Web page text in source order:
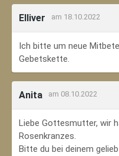
Elliver am 18.10.2022
Ich bitte um neue
Gebetskette.
Anita am 08.10.2022
Liebe Gottesmutter, wir
Rosenkranzes.
Bitte du bei deinem